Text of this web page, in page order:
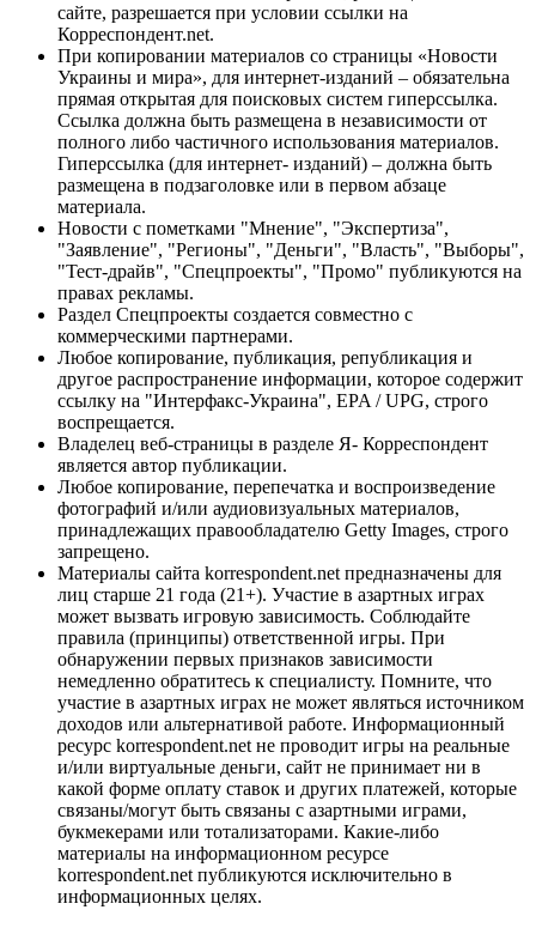
сайте, разрешается при условии ссылки на
Корреспондент.net.
При копировании материалов со страницы «Новости
Украины и мира», для интернет-изданий – обязательна
прямая открытая для поисковых систем гиперссылка.
Ссылка должна быть размещена в независимости от
полного либо частичного использования материалов.
Гиперссылка (для интернет- изданий) – должна быть
размещена в подзаголовке или в первом абзаце
материала.
Новости с пометками "Мнение", "Экспертиза",
"Заявление", "Регионы", "Деньги", "Власть", "Выборы",
"Тест-драйв", "Спецпроекты", "Промо" публикуются на
правах рекламы.
Раздел Спецпроекты создается совместно с
коммерческими партнерами.
Любое копирование, публикация, републикация и
другое распространение информации, которое содержит
ссылку на "Интерфакс-Украина", EPA / UPG, строго
воспрещается.
Владелец веб-страницы в разделе Я- Корреспондент
является автор публикации.
Любое копирование, перепечатка и воспроизведение
фотографий и/или аудиовизуальных материалов,
принадлежащих правообладателю Getty Images, строго
запрещено.
Материалы сайта korrespondent.net предназначены для
лиц старше 21 года (21+). Участие в азартных играх
может вызвать игровую зависимость. Соблюдайте
правила (принципы) ответственной игры. При
обнаружении первых признаков зависимости
немедленно обратитесь к специалисту. Помните, что
участие в азартных играх не может являться источником
доходов или альтернативой работе. Информационный
ресурс korrespondent.net не проводит игры на реальные
и/или виртуальные деньги, сайт не принимает ни в
какой форме оплату ставок и других платежей, которые
связаны/могут быть связаны с азартными играми,
букмекерами или тотализаторами. Какие-либо
материалы на информационном ресурсе
korrespondent.net публикуются исключительно в
информационных целях.